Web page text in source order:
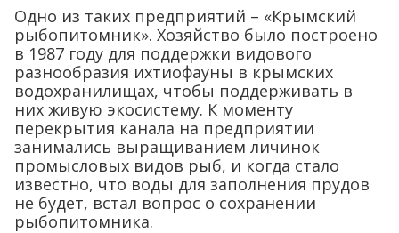
Одно из таких предприятий – «Крымский
рыбопитомник». Хозяйство было построено
в 1987 году для поддержки видового
разнообразия ихтиофауны в крымских
водохранилищах, чтобы поддерживать в
них живую экосистему. К моменту
перекрытия канала на предприятии
занимались выращиванием личинок
промысловых видов рыб, и когда стало
известно, что воды для заполнения прудов
не будет, встал вопрос о сохранении
рыбопитомника.